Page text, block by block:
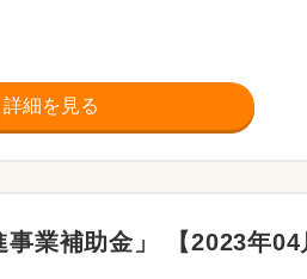
詳細を見る
業補助金」 【2023年